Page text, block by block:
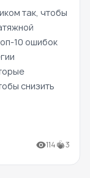
так, чтобы
10 ошибок
снизить
114 3